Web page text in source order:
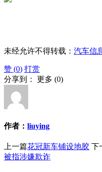
未经允许不得转载： 汽车信
赞 (0) 打赏
分享到： 更多 (0)
作者： liuying
上一篇花冠新车铺设地胶 下
被指涉嫌欺诈